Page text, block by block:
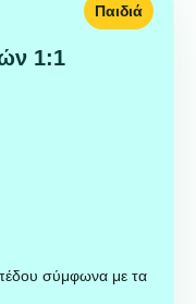
1:1
Παιδιά
σύμφωνα με τα